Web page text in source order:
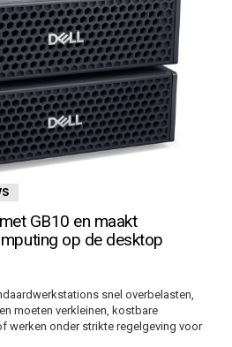
GB10 en maakt
op de desktop
snel overbelasten,
moeten verkleinen, kostbare
werken onder strikte regelgeving voor